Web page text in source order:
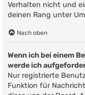
Verhalten nicht und
deinen Rang unter
Nach oben
Wenn ich bei einem
werde ich
Nur registrierte
Funktion für